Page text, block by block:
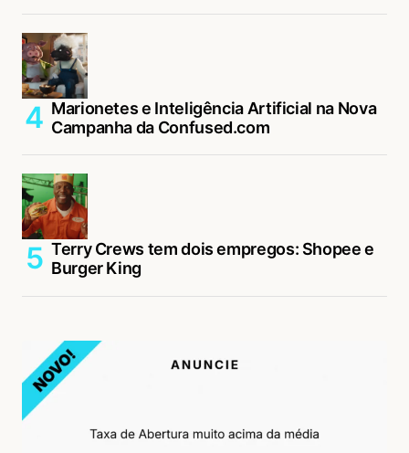
Marionetes e Inteligência Artificial na Nova
Campanha da Confused.com
Terry Crews tem dois empregos: Shopee e
Burger King